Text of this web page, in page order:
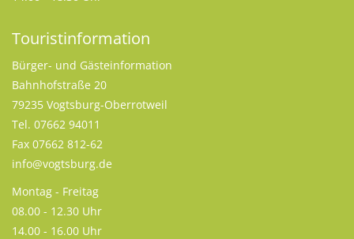
Touristinformation
Bürger- und Gästeinformation
Bahnhofstraße 20
79235 Vogtsburg-Oberrotweil
Tel. 07662 94011
Fax 07662 812-62
info@vogtsburg.de
Montag - Freitag
08.00 - 12.30 Uhr
14.00 - 16.00 Uhr